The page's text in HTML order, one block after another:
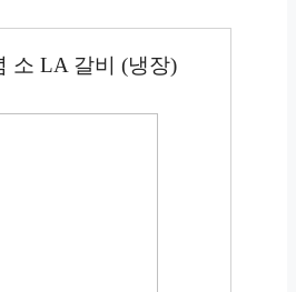
소 LA 갈비 (냉장)